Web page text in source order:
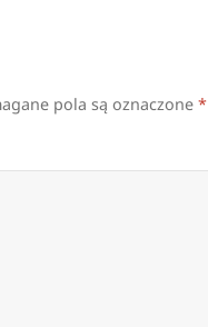
pola są oznaczone*